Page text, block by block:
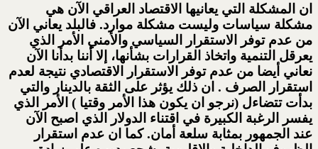
ان المشكلة التي يعانيها الاقتصاد العراقي الآن هي
مشكلة سياسات وليست مشكلة موارد. فالبلد يعاني الآن
من عدم توفر الاستقرار السياسي والأمني الأمر الذي
يعرقل التنمية واتخاذ القرارات بشأنها، إلا أننا بدأنا الآن
نعاني أيضا من عدم توفر الاستقرار الاقتصادي نتيجة لعدم
استقرار الصرف . ان ذلك يؤثر على الثقة بالدينار والتي
بدأت تتضاءل (نرجو ان يكون هذا الأمر وقتيا ) الأمر الذي
يفسر الرغبة الكبيرة في اقتناء الدولار الذي اصبح الآن
عند الجمهور بمثابة سلعة أمان. كما ان عدم استقرار